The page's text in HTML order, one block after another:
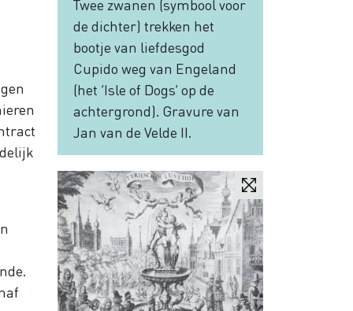
Twee zwanen (symbool voor
de dichter) trekken het
bootje van liefdesgod
Cupido weg van Engeland
(het ‘Isle of Dogs’ op de
achtergrond). Gravure van
Jan van de Velde II.